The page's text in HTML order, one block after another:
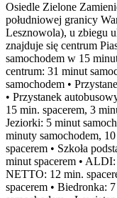
Osiedle Zielone
południowej granicy
Lesznowola), u zbiegu
znajduje się centrum
samochodem w 15
centrum: 31 minut
samochodem •
• Przystanek
15 min. spacerem, 3
Jeziorki: 5 minut
minuty samochodem,
spacerem • Szkoła
minut spacerem •
NETTO: 12 min.
spacerem • Biedronka: